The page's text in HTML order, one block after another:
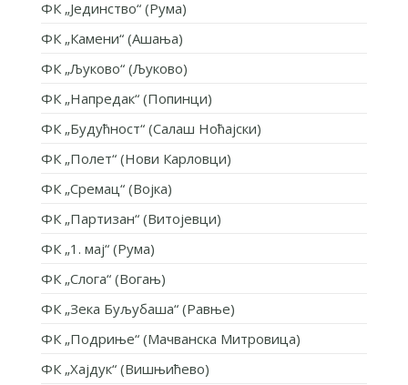
ФК „Јединство“ (Рума)
ФК „Камени“ (Ашања)
ФК „Љуково“ (Љуково)
ФК „Напредак“ (Попинци)
ФК „Будућност“ (Салаш Ноћајски)
ФК „Полет“ (Нови Карловци)
ФК „Сремац“ (Војка)
ФК „Партизан“ (Витојевци)
ФК „1. мај“ (Рума)
ФК „Слога“ (Вогањ)
ФК „Зека Буљубаша“ (Равње)
ФК „Подриње“ (Мачванска Митровица)
ФК „Хајдук“ (Вишњићево)